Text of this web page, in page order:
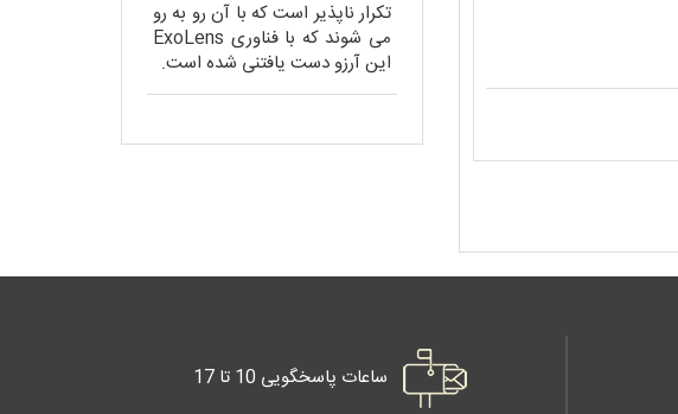
تکرار ناپذیر است که با آن رو به رو
می شوند که با فناوری ExoLens
این آرزو دست یافتنی شده است.
ساعات پاسخگویی 10 تا 17